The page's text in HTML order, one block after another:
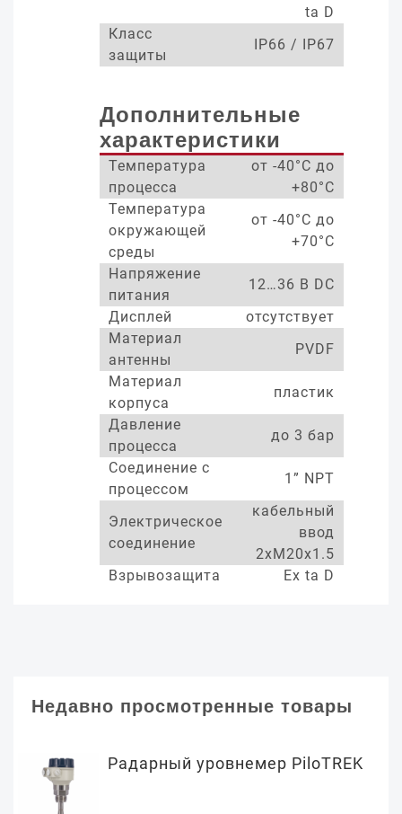
ta D
Класс
защиты
IP66 / IP67
Дополнительные
характеристики
Температура
процесса
от -40°С до
+80°С
Температура
окружающей
среды
от -40°С до
+70°С
Напряжение
питания
12…36 В DC
Дисплей
отсутствует
Материал
антенны
PVDF
Материал
корпуса
пластик
Давление
процесса
до 3 бар
Соединение с
процессом
1” NPT
Электрическое
соединение
кабельный
ввод
2xM20x1.5
Взрывозащита
Ex ta D
Недавно просмотренные товары
Радарный уровнемер PiloTREK